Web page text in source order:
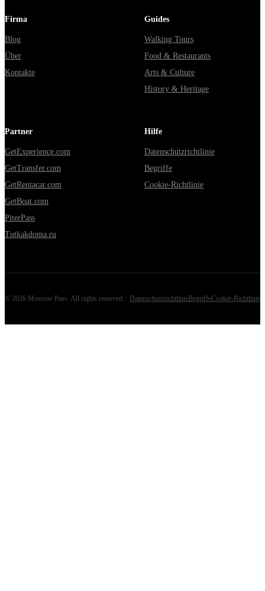
Firma
Blog
Über
Kontakte
Guides
Walking Tours
Food & Restaurants
Arts & Culture
History & Heritage
Partner
GetExperience.com
GetTransfer.com
GetRentacar.com
GetBoat.com
PiterPass
Tutkakdoma.ru
Hilfe
Datenschutzrichtlinie
Begriffe
Cookie-Richtlinie
© 2026 Moscow Pass . All rights reserved. DatenschutzrichtlinieBegriffeCookie-Richtlinie